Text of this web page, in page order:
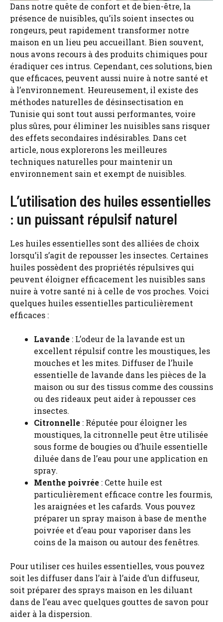
Dans notre quête de confort et de bien-être, la
présence de nuisibles, qu’ils soient insectes ou
rongeurs, peut rapidement transformer notre
maison en un lieu peu accueillant. Bien souvent,
nous avons recours à des produits chimiques pour
éradiquer ces intrus. Cependant, ces solutions, bien
que efficaces, peuvent aussi nuire à notre santé et
à l’environnement. Heureusement, il existe des
méthodes naturelles de désinsectisation en
Tunisie qui sont tout aussi performantes, voire
plus sûres, pour éliminer les nuisibles sans risquer
des effets secondaires indésirables. Dans cet
article, nous explorerons les meilleures
techniques naturelles pour maintenir un
environnement sain et exempt de nuisibles.
L’utilisation des huiles essentielles
: un puissant répulsif naturel
Les huiles essentielles sont des alliées de choix
lorsqu’il s’agit de repousser les insectes. Certaines
huiles possèdent des propriétés répulsives qui
peuvent éloigner efficacement les nuisibles sans
nuire à votre santé ni à celle de vos proches. Voici
quelques huiles essentielles particulièrement
efficaces :
Lavande : L’odeur de la lavande est un
excellent répulsif contre les moustiques, les
mouches et les mites. Diffuser de l’huile
essentielle de lavande dans les pièces de la
maison ou sur des tissus comme des coussins
ou des rideaux peut aider à repousser ces
insectes.
Citronnelle : Réputée pour éloigner les
moustiques, la citronnelle peut être utilisée
sous forme de bougies ou d’huile essentielle
diluée dans de l’eau pour une application en
spray.
Menthe poivrée : Cette huile est
particulièrement efficace contre les fourmis,
les araignées et les cafards. Vous pouvez
préparer un spray maison à base de menthe
poivrée et d’eau pour vaporiser dans les
coins de la maison ou autour des fenêtres.
Pour utiliser ces huiles essentielles, vous pouvez
soit les diffuser dans l’air à l’aide d’un diffuseur,
soit préparer des sprays maison en les diluant
dans de l’eau avec quelques gouttes de savon pour
aider à la dispersion.